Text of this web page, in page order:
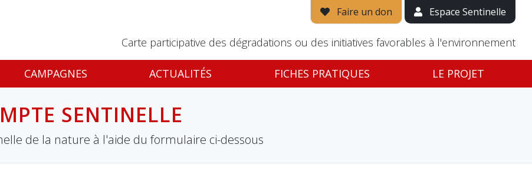
Faire un don Espace Sentinelle
Carte participative des dégradations ou des initiatives favorables à l'environnement
CAMPAGNES ACTUALITÉS FICHES PRATIQUES LE PROJET
SENTINELLE
de la nature à l'aide du formulaire ci-dessous